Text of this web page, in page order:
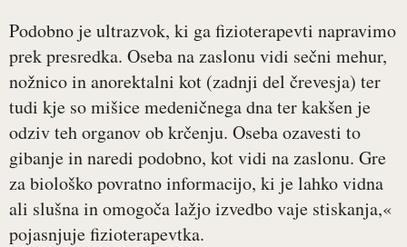
Podobno je ultrazvok, ki ga fizioterapevti napravimo
prek presredka. Oseba na zaslonu vidi sečni mehur,
nožnico in anorektalni kot (zadnji del črevesja) ter
tudi kje so mišice medeničnega dna ter kakšen je
odziv teh organov ob krčenju. Oseba ozavesti to
gibanje in naredi podobno, kot vidi na zaslonu. Gre
za biološko povratno informacijo, ki je lahko vidna
ali slušna in omogoča lažjo izvedbo vaje stiskanja,«
pojasnjuje fizioterapevtka.